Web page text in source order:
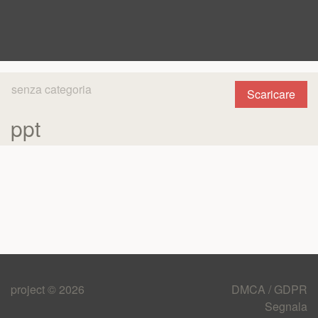
Scaricare
senza categoria
ppt
project © 2026
DMCA / GDPR
Segnala